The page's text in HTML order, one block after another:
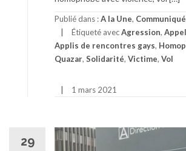
Publié dans :A la Une,
Étiqueté avecAgression,
Applis de rencontres gays,
Quazar, Solidarité, Victime, Vol
1 mars 2021
29